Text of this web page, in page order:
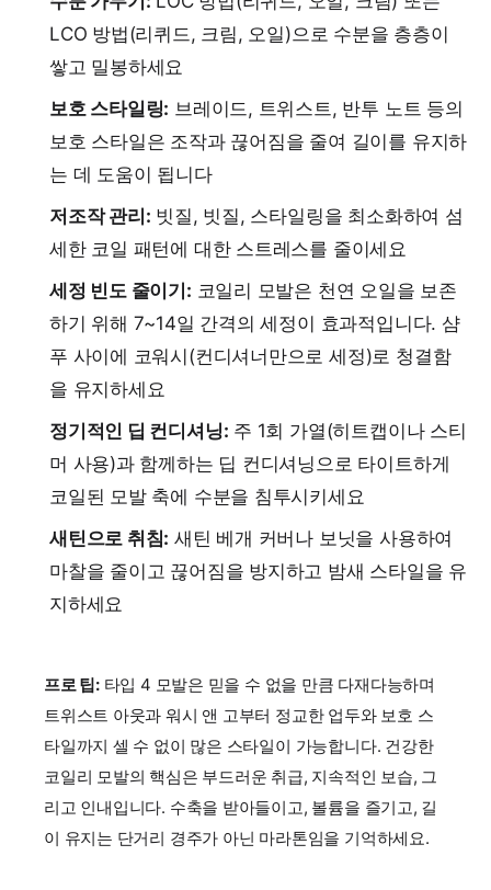
LCO 방법(리퀴드, 크림, 오일)으로 수분을 층층이
쌓고 밀봉하세요
보호 스타일링: 브레이드, 트위스트, 반투 노트 등의
보호 스타일은 조작과 끊어짐을 줄여 길이를 유지하
는 데 도움이 됩니다
저조작 관리: 빗질, 빗질, 스타일링을 최소화하여 섬
세한 코일 패턴에 대한 스트레스를 줄이세요
세정 빈도 줄이기: 코일리 모발은 천연 오일을 보존
하기 위해 7~14일 간격의 세정이 효과적입니다. 샴
푸 사이에 코워시(컨디셔너만으로 세정)로 청결함
을 유지하세요
정기적인 딥 컨디셔닝: 주 1회 가열(히트캡이나 스티
머 사용)과 함께하는 딥 컨디셔닝으로 타이트하게
코일된 모발 축에 수분을 침투시키세요
새틴으로 취침: 새틴 베개 커버나 보닛을 사용하여
마찰을 줄이고 끊어짐을 방지하고 밤새 스타일을 유
지하세요
프로 팁:타입 4 모발은 믿을 수 없을 만큼 다재다능하며
트위스트 아웃과 워시 앤 고부터 정교한 업두와 보호 스
타일까지 셀 수 없이 많은 스타일이 가능합니다. 건강한
코일리 모발의 핵심은 부드러운 취급, 지속적인 보습, 그
리고 인내입니다. 수축을 받아들이고, 볼륨을 즐기고, 길
이 유지는 단거리 경주가 아닌 마라톤임을 기억하세요.